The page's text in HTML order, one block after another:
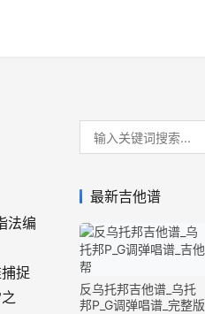
法编
捉
最新吉他谱
反乌托邦吉他谱_乌托
邦P_G调弹唱谱_完整版